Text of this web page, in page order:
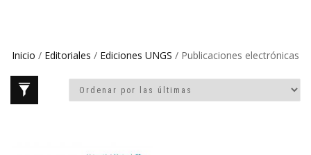
Inicio / Editoriales / Ediciones UNGS / Publicaciones electrónicas